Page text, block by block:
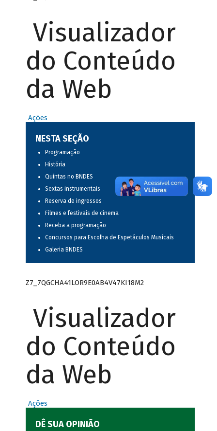
Visualizador
do Conteúdo
da Web
Ações
NESTA SEÇÃO
Programação
História
Quintas no BNDES
Sextas instrumentais
Reserva de ingressos
Filmes e festivais de cinema
Receba a programação
Concursos para Escolha de Espetáculos Musicais
Galeria BNDES
Z7_7QGCHA41LOR9E0AB4V47KI18M2
Visualizador
do Conteúdo
da Web
Ações
DÊ SUA OPINIÃO